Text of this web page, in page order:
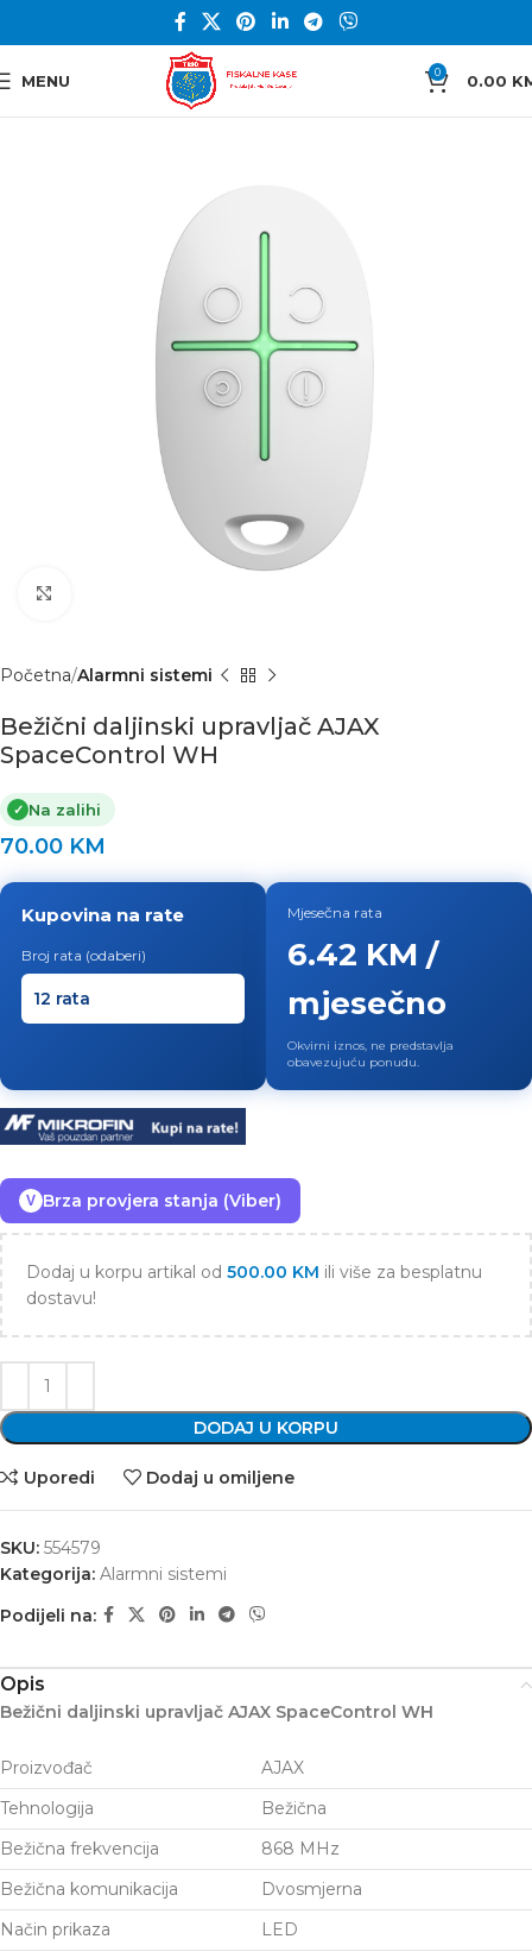
MENU 0 0.00
Početna Alarmni sistemi
Bežični daljinski upravljač AJAX
SpaceControl WH
✓ Na zalihi
70.00 KM
Kupovina na rate
Broj rata (odaberi)
Mjesečna rata
6.42 KM /
mjesečno
Okvirni iznos, ne predstavlja
obavezujuću ponudu.
V Brza provjera stanja (Viber)
Dodaj u korpu artikal od 500.00 KM ili više za besplatnu
dostavu!
DODAJ U KORPU
Uporedi Dodaj u omiljene
SKU: 554579
Kategorija: Alarmni sistemi
Podijeli na:
Opis
Bežični daljinski upravljač AJAX SpaceControl WH
Proizvođač
AJAX
Tehnologija
Bežična
Bežična frekvencija
868 MHz
Bežična komunikacija
Dvosmjerna
Način prikaza
LED